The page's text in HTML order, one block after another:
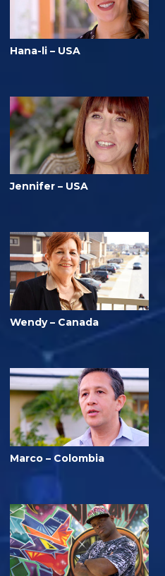
Hana-li – USA
Jennifer – USA
Wendy – Canada
Marco – Colombia